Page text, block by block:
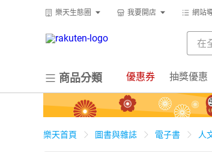
樂天生態圈 我要開店 網站
商品分類 優惠券 抽獎優惠
樂天首頁 圖書與雜誌 電子書 人